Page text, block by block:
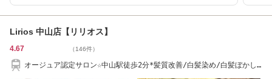
Lirios 中山店【リリオス】
4.67 （146件）
オージュア認定サロン☆中山駅徒歩2分*髪質改善/白髪染め/白髪ぼかし/